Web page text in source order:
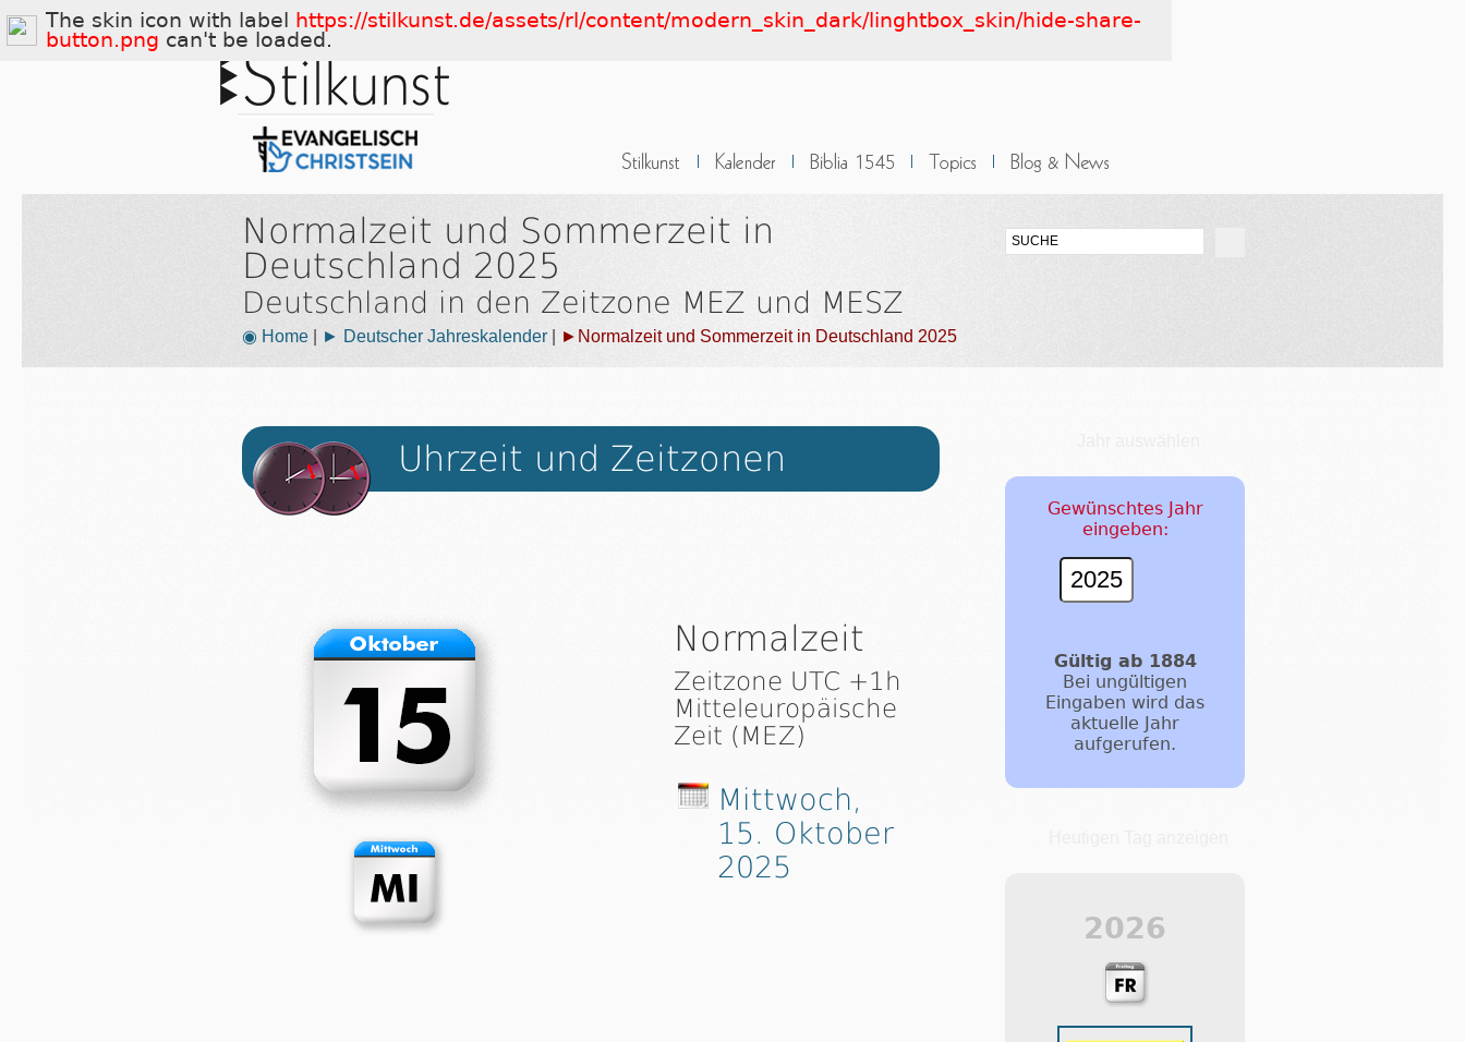
Normalzeit und Sommerzeit in
Deutschland 2025
Deutschland in den Zeitzone MEZ und MESZ
◉ Home ► Deutscher Jahreskalender ►Normalzeit und Sommerzeit in Deutschland 2025
Uhrzeit und Zeitzonen
Normalzeit
Zeitzone UTC +1h
Mitteleuropäische
Zeit (MEZ)
Mittwoch,
15. Oktober
2025
Gewünschtes Jahr
eingeben:
Gültig ab 1884
Bei ungültigen
Eingaben wird das
aktuelle Jahr
aufgerufen.
2026
The skin icon with label
https://stilkunst.de/assets/rl/content/modern_skin_dark/linghtbox_skin/hide-share-
button.png can't be loaded.